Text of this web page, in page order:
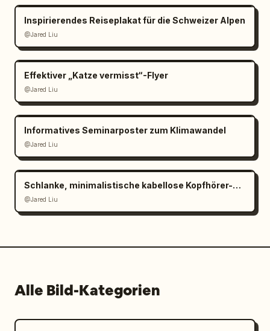
Inspirierendes Reiseplakat für die Schweizer Alpen
@Jared Liu
Effektiver „Katze vermisst“-Flyer
@Jared Liu
Informatives Seminarposter zum Klimawandel
@Jared Liu
Schlanke, minimalistische kabellose Kopfhörer-Werbung
@Jared Liu
Alle Bild-Kategorien